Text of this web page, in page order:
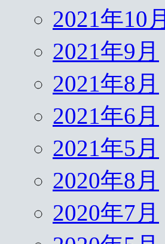
2021年10月
2021年9月
2021年8月
2021年6月
2021年5月
2020年8月
2020年7月